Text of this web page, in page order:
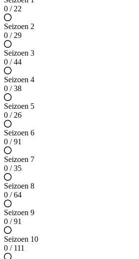
0 / 22
Seizoen 2
0 / 29
Seizoen 3
0 / 44
Seizoen 4
0 / 38
Seizoen 5
0 / 26
Seizoen 6
0 / 91
Seizoen 7
0 / 35
Seizoen 8
0 / 64
Seizoen 9
0 / 91
Seizoen 10
0 / 111